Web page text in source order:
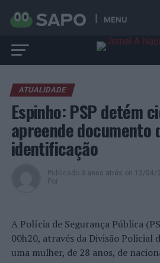
MENU
ATUALIDADE
Espinho: PSP detém
apreende documento
identificação
Publicado 3 anos atrás on 12/04/
Por
A Polícia de Segurança Pública
00h20, através da Divisão Policial
uma mulher, de 28 anos, de